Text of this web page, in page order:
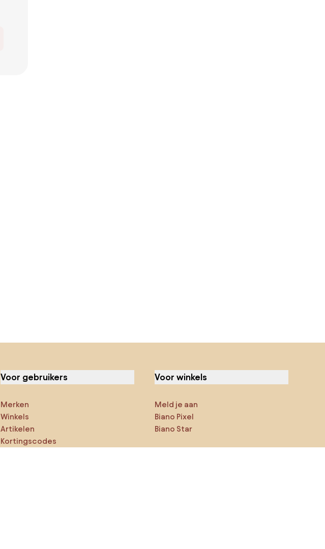
Voor gebruikers
Merken
Winkels
Artikelen
Kortingscodes
Voor winkels
Meld je aan
Biano Pixel
Biano Star